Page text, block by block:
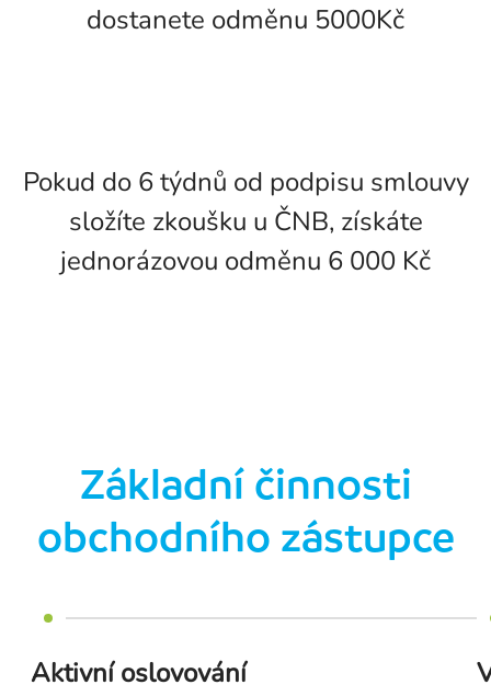
dostanete odměnu 5000Kč
Pokud do 6 týdnů od podpisu smlouvy
složíte zkoušku u ČNB, získáte
jednorázovou odměnu 6 000 Kč
Základní činnosti
obchodního zástupce
Aktivní oslovování